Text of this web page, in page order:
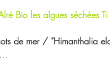
Bio les algues séchées
de mer / "Himanthalia